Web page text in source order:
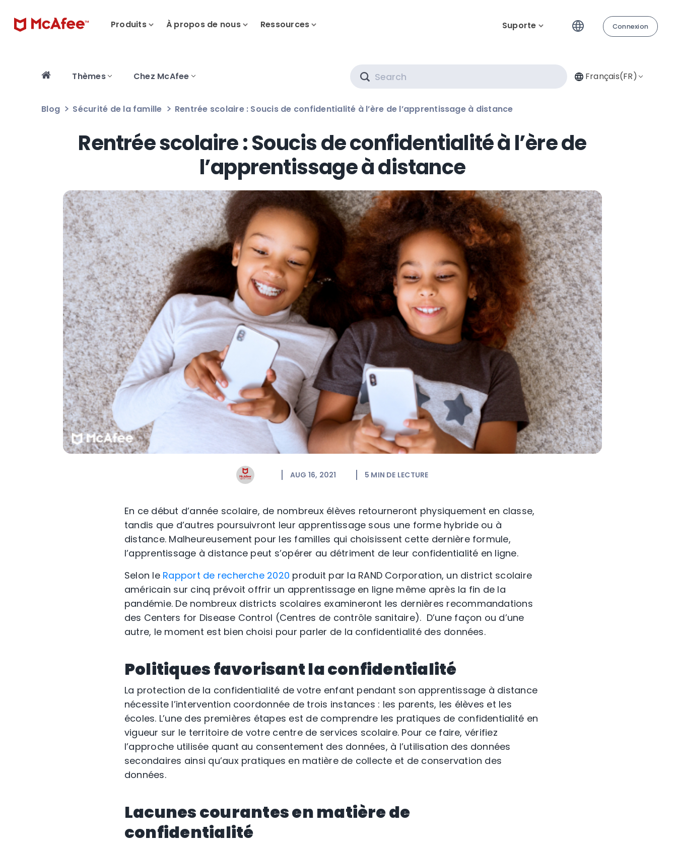
Produits À propos de nous Ressources Suporte Connexion
Thèmes Chez McAfee Français(FR)
Blog Sécurité de la famille Rentrée scolaire : Soucis de confidentialité à l’ère de l’apprentissage à distance
Rentrée scolaire : Soucis de confidentialité à l’ère de
l’apprentissage à distance
AUG 16, 2021 5 MIN DE LECTURE
En ce début d’année scolaire, de nombreux élèves retourneront physiquement en classe,
tandis que d’autres poursuivront leur apprentissage sous une forme hybride ou à
distance. Malheureusement pour les familles qui choisissent cette dernière formule,
l’apprentissage à distance peut s’opérer au détriment de leur confidentialité en ligne.
Selon le Rapport de recherche 2020 produit par la RAND Corporation, un district scolaire
américain sur cinq prévoit offrir un apprentissage en ligne même après la fin de la
pandémie. De nombreux districts scolaires examineront les dernières recommandations
des Centers for Disease Control (Centres de contrôle sanitaire). D’une façon ou d’une
autre, le moment est bien choisi pour parler de la confidentialité des données.
Politiques favorisant la confidentialité
La protection de la confidentialité de votre enfant pendant son apprentissage à distance
nécessite l’intervention coordonnée de trois instances : les parents, les élèves et les
écoles. L’une des premières étapes est de comprendre les pratiques de confidentialité en
vigueur sur le territoire de votre centre de services scolaire. Pour ce faire, vérifiez
l’approche utilisée quant au consentement des données, à l’utilisation des données
secondaires ainsi qu’aux pratiques en matière de collecte et de conservation des
données.
Lacunes courantes en matière de
confidentialité